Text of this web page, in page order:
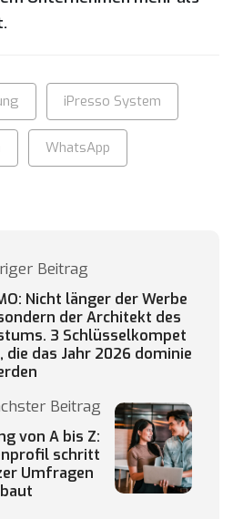
iPresso System
WhatsApp
Beitrag
Nicht länger der Werbe
der Architekt des
3 Schlüsselkompet
die das Jahr 2026 dominie
Beitrag
von A bis Z:
schritt
Umfragen